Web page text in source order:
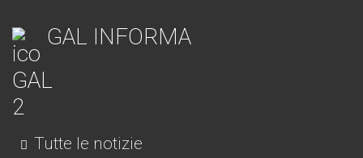
GAL INFORMA
Tutte le notizie